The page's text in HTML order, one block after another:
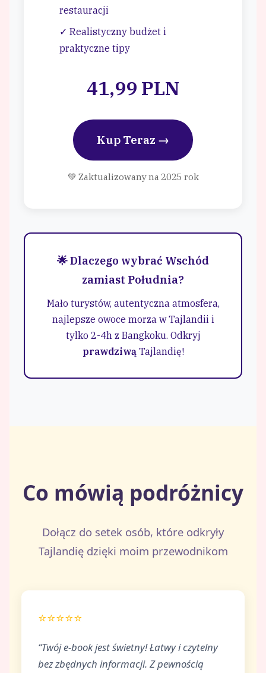
restauracji
✓ Realistyczny budżet i
praktyczne tipy
41,99 PLN
Kup Teraz →
💚 Zaktualizowany na 2025 rok
🌟 Dlaczego wybrać Wschód
zamiast Południa?
Mało turystów, autentyczna atmosfera,
najlepsze owoce morza w Tajlandii i
tylko 2-4h z Bangkoku. Odkryj
prawdziwąTajlandię!
Co mówią podróżnicy
Dołącz do setek osób, które odkryły
Tajlandię dzięki moim przewodnikom
⭐⭐⭐⭐⭐
“Twój e-book jest świetny! Łatwy i czytelny
bez zbędnych informacji. Z pewnością